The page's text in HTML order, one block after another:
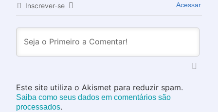
Inscrever-se Acessar
Este site utiliza o Akismet para reduzir spam.
Saiba como seus dados em comentários são
processados.